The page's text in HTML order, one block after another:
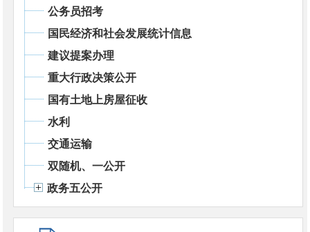
公务员招考
国民经济和社会发展统计信息
建议提案办理
重大行政决策公开
国有土地上房屋征收
水利
交通运输
双随机、一公开
政务五公开